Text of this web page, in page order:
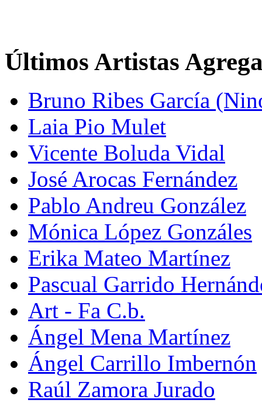
Últimos Artistas
Bruno Ribes García
Laia Pio Mulet
Vicente Boluda Vidal
José Arocas Fernández
Pablo Andreu González
Mónica López Gonzáles
Erika Mateo Martínez
Pascual Garrido
Art - Fa C.b.
Ángel Mena Martínez
Ángel Carrillo Imbernón
Raúl Zamora Jurado